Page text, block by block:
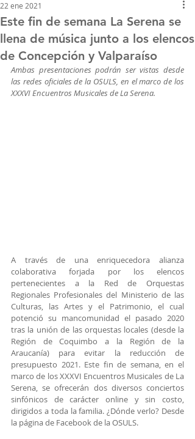
Este fin de semana La Serena se
llena de música junto a los elencos
de Concepción y Valparaíso
22 ene 2021
Ambas presentaciones podrán ser vistas desde
las redes oficiales de la OSULS, en el marco de los
XXXVI Encuentros Musicales de La Serena.
A través de una enriquecedora alianza
colaborativa forjada por los elencos
pertenecientes a la Red de Orquestas
Regionales Profesionales del Ministerio de las
Culturas, las Artes y el Patrimonio, el cual
potenció su mancomunidad el pasado 2020
tras la unión de las orquestas locales (desde la
Región de Coquimbo a la Región de la
Araucanía) para evitar la reducción de
presupuesto 2021. Este fin de semana, en el
marco de los XXXVI Encuentros Musicales de La
Serena, se ofrecerán dos diversos conciertos
sinfónicos de carácter online y sin costo,
dirigidos a toda la familia. ¿Dónde verlo? Desde
la página de Facebook de la OSULS.